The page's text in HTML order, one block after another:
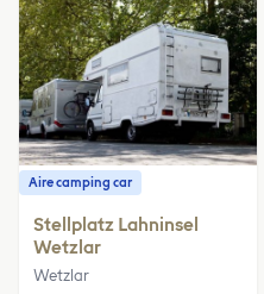
Aire camping car
Stellplatz Lahninsel
Wetzlar
Wetzlar